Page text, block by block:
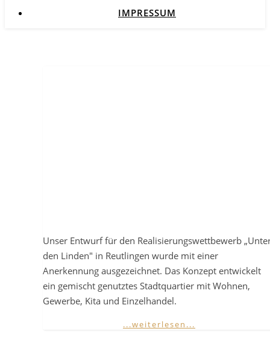
IMPRESSUM
Unser Entwurf für den Realisierungswettbewerb
den Linden" in Reutlingen wurde mit einer
Anerkennung ausgezeichnet. Das Konzept entwickelt
ein gemischt genutztes Stadtquartier mit Wohnen,
Gewerbe, Kita und Einzelhandel.
...weiterlesen...